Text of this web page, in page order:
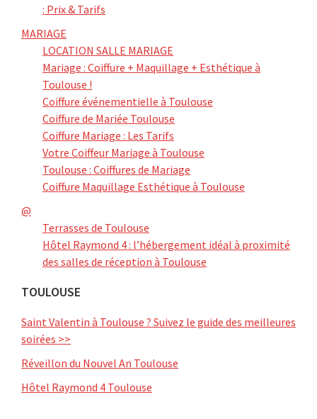
: Prix & Tarifs
MARIAGE
LOCATION SALLE MARIAGE
Mariage : Coiffure + Maquillage + Esthétique à
Toulouse !
Coiffure événementielle à Toulouse
Coiffure de Mariée Toulouse
Coiffure Mariage : Les Tarifs
Votre Coiffeur Mariage à Toulouse
Toulouse : Coiffures de Mariage
Coiffure Maquillage Esthétique à Toulouse
@
Terrasses de Toulouse
Hôtel Raymond 4 : l’hébergement idéal à proximité
des salles de réception à Toulouse
TOULOUSE
Saint Valentin à Toulouse ? Suivez le guide des meilleures
soirées >>
Réveillon du Nouvel An Toulouse
Hôtel Raymond 4 Toulouse